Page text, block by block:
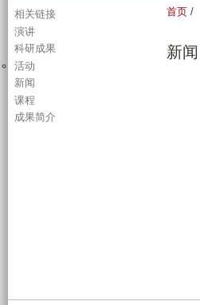
首页 /
新闻
相关链接
演讲
科研成果
活动
新闻
课程
成果简介